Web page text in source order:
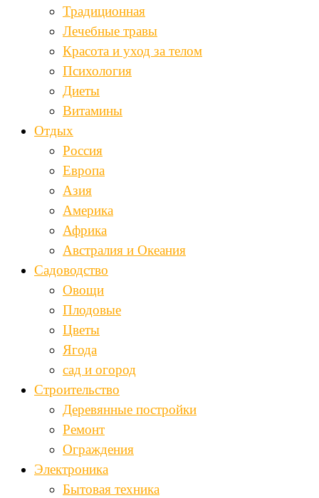
Традиционная
Лечебные травы
Красота и уход за телом
Психология
Диеты
Витамины
Отдых
Россия
Европа
Азия
Америка
Африка
Австралия и Океания
Садоводство
Овощи
Плодовые
Цветы
Ягода
сад и огород
Строительство
Деревянные постройки
Ремонт
Ограждения
Электроника
Бытовая техника